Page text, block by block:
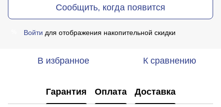
Сообщить, когда появится
Войти для отображения накопительной скидки
В избранное К сравнению
Гарантия Оплата Доставка